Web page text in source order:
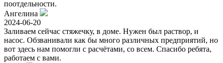
поотдельности.
Ангелина
2024-06-20
Заливаем сейчас стяжечку, в доме. Нужен был раствор, и
насос. Обзванивали как бы много различных предприятий, но
вот здесь нам помогли с расчётами, со всем. Спасибо ребята,
работаем с вами.